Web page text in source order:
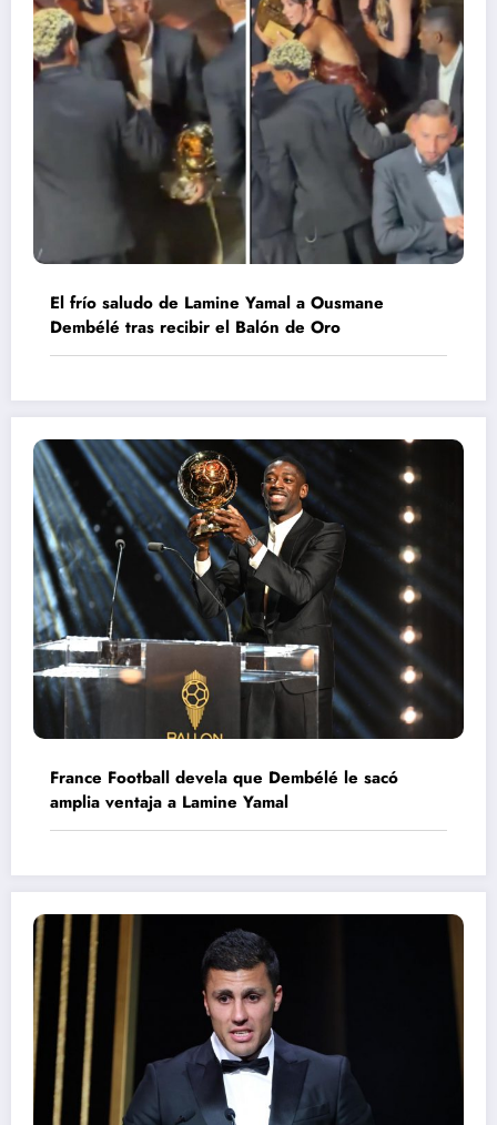
El frío saludo de Lamine Yamal a Ousmane
Dembélé tras recibir el Balón de Oro
France Football devela que Dembélé le sacó
amplia ventaja a Lamine Yamal